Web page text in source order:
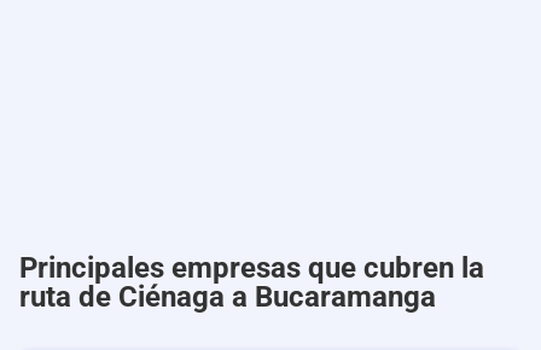
Principales empresas que cubren la
ruta de Ciénaga a Bucaramanga